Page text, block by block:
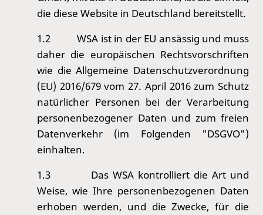
die diese Website in Deutschland bereitstellt.
1.2WSA ist in der EU ansässig und muss
daher die europäischen Rechtsvorschriften
wie die Allgemeine Datenschutzverordnung
(EU) 2016/679 vom 27. April 2016 zum Schutz
natürlicher Personen bei der Verarbeitung
personenbezogener Daten und zum freien
Datenverkehr (im Folgenden "DSGVO")
einhalten.
1.3 Das WSA kontrolliert die Art und
Weise, wie Ihre personenbezogenen Daten
erhoben werden, und die Zwecke, für die